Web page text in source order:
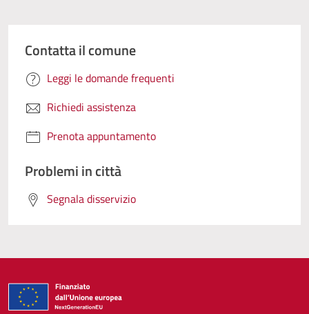
Contatta il comune
Leggi le domande frequenti
Richiedi assistenza
Prenota appuntamento
Problemi in città
Segnala disservizio